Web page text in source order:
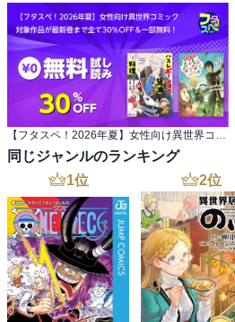
同じジャンルのランキング
1位 2位